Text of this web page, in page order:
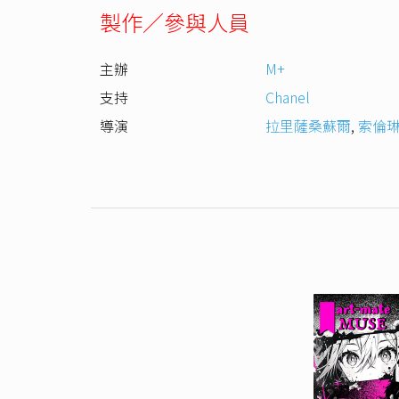
製作／參與人員
主辦
M+
支持
Chanel
導演
拉里薩桑蘇爾, 索倫